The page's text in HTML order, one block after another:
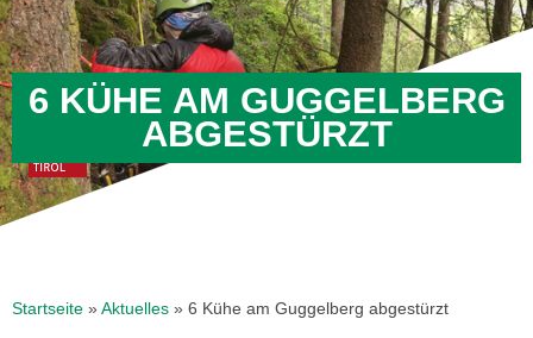
6 KÜHE AM GUGGELBERG
ABGESTÜRZT
Startseite » Aktuelles » 6 Kühe am Guggelberg abgestürzt